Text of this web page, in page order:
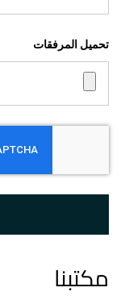
تحميل المرفقات
مكتبنا